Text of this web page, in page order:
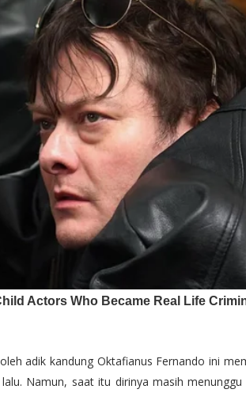
adik kandung Oktafianus Fernando ini
Namun, saat itu dirinya masih